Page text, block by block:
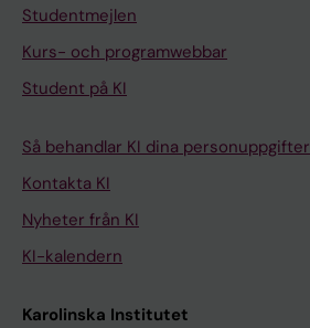
Studentmejlen
Kurs- och programwebbar
Student på KI
Så behandlar KI dina personuppgifter
Kontakta KI
Nyheter från KI
KI-kalendern
Karolinska Institutet